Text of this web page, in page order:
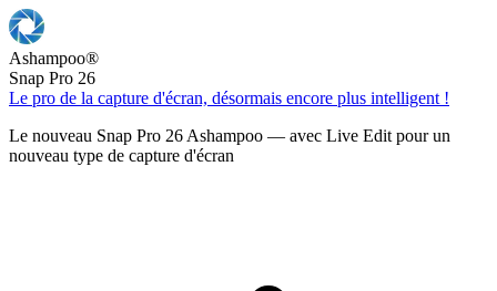
Ashampoo®
Snap Pro 26
Le pro de la capture d'écran, désormais encore plus intelligent !
Le nouveau Snap Pro 26 Ashampoo — avec Live Edit pour un
nouveau type de capture d'écran